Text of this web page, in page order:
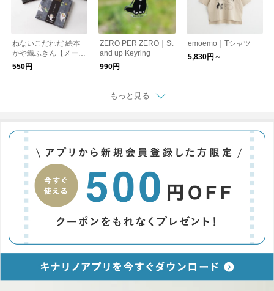
ねないこだれだ 絵本
かや織ふきん【メール
便可】
550円
ZERO PER ZERO｜St
and up Keyring
990円
emoemo｜Tシャツ
5,830円～
もっと見る